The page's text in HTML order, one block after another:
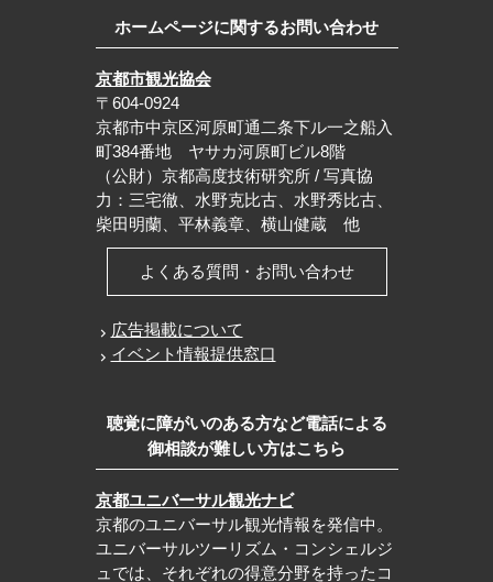
ホームページに関するお問い合わせ
京都市観光協会
〒604-0924
京都市中京区河原町通二条下ル一之船入
町384番地 ヤサカ河原町ビル8階
（公財）京都高度技術研究所 / 写真協
力：三宅徹、水野克比古、水野秀比古、
柴田明蘭、平林義章、横山健蔵 他
よくある質問・お問い合わせ
広告掲載について
イベント情報提供窓口
聴覚に障がいのある方など電話による
御相談が難しい方はこちら
京都ユニバーサル観光ナビ
京都のユニバーサル観光情報を発信中。
ユニバーサルツーリズム・コンシェルジ
ュでは、それぞれの得意分野を持ったコ